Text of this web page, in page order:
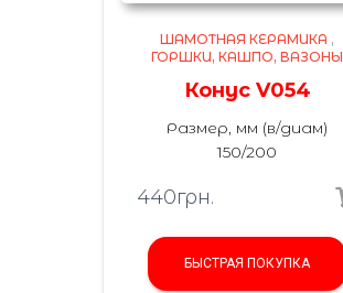
ШАМОТНАЯ КЕРАМИКА ,
ГОРШКИ, КАШПО, ВАЗОНЫ
Конус V054
Размер, мм (в/диам)
150/200
440грн.
БЫСТРАЯ ПОКУПКА